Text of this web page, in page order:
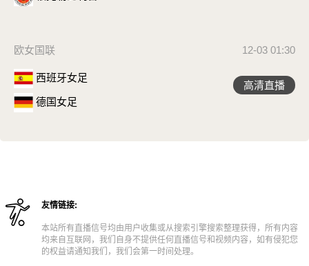
欧女国联 12-03 01:30
西班牙女足
德国女足
高清直播
友情链接:
本站所有直播信号均由用户收集或从搜索引擎搜索整理获得，所有内容
均来自互联网，我们自身不提供任何直播信号和视频内容，如有侵犯您
的权益请通知我们，我们会第一时间处理。